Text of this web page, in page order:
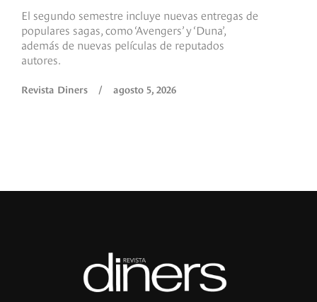
El segundo semestre incluye nuevas entregas de
populares sagas, como ‘Avengers’ y ‘Duna’,
además de nuevas películas de reputados
autores.
Revista Diners / agosto 5, 2026